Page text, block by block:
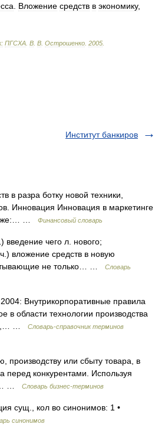
Вложение средств в экономику,
ПГСХА В В Острошенко 2005
Институт банкиров
в разра ботку новой техники,
Инновация Инновация в маркетинге
…
Финансовый словарь
чего л. нового;
вложение средств в новую
не только… …
Словарь
Внутрикорпоративные правила
области технологии производства
…
Словарь-справочник терминов
или сбыту товара, в
перед конкурентами. Используя
…
Словарь бизнес-терминов
сущ., кол во синонимов: 1 •
синонимов